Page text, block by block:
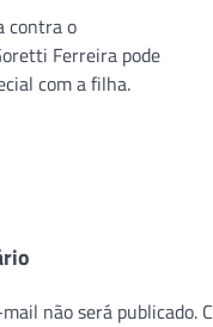
contra o
Ferreira pode
com a filha.
não será publicado.